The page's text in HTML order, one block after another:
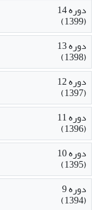
دوره 14
(1399)
دوره 13
(1398)
دوره 12
(1397)
دوره 11
(1396)
دوره 10
(1395)
دوره 9
(1394)